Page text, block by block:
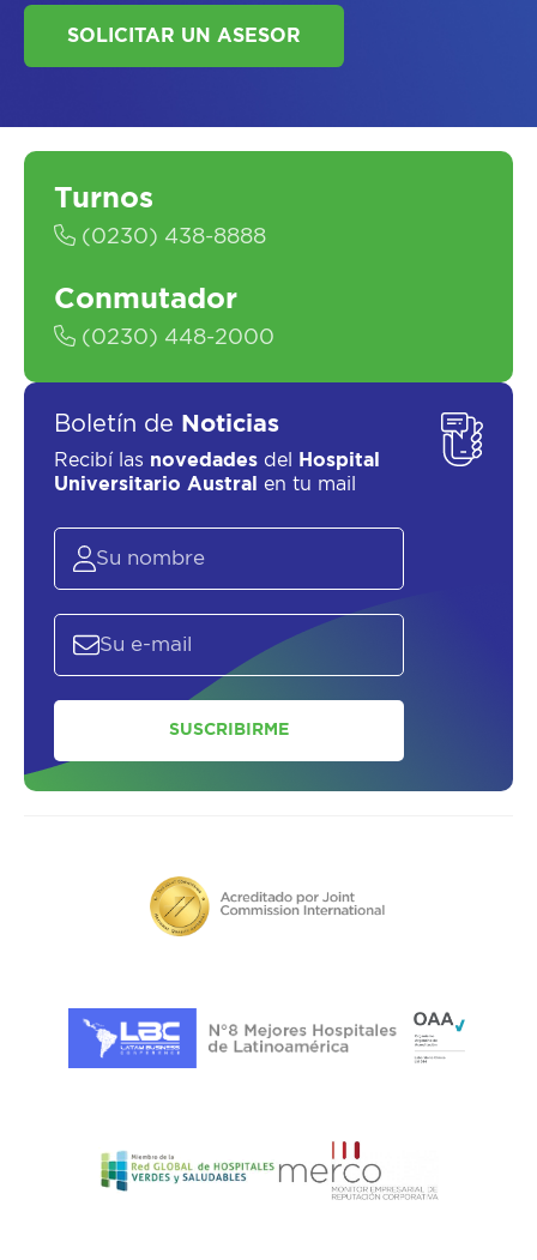
SOLICITAR UN ASESOR
Turnos
(0230) 438-8888
Conmutador
(0230) 448-2000
Boletín de Noticias
Recibí las novedades del
Hospital
Universitario Austral
en tu mail
SUSCRIBIRME